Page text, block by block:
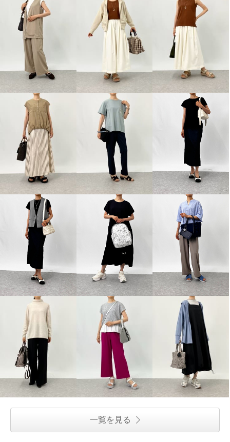
シュガーデプト つややかに風を
まとう テンセルコットンデニム
タックワイドパンツ
ライトブルー Ｓ
フィグリーノ 日本製 はっ水牛
革 柔らか仕立て 超軽量 ラウン
ドトゥ リラックス ウエッジソ
ールシューズ
ピンクベージュ ２３．５ｃｍ
¥0
一覧を見る